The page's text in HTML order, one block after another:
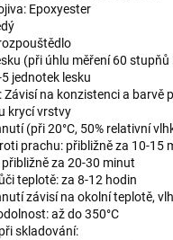
Epoxyester
(při úhlu měření 60 stupňů
jednotek lesku
Závisí na konzistenci a barvě
krycí vrstvy
(při 20°C, 50% relativní
prachu: přibližně za 10-15
přibližně za 20-30 minut
teplotě: za 8-12 hodin
závisí na okolní teplotě,
až do 350°C
skladování: